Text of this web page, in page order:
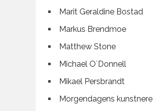
Marit Geraldine Bostad
Markus Brendmoe
Matthew Stone
Michael O`Donnell
Mikael Persbrandt
Morgendagens kunstnere